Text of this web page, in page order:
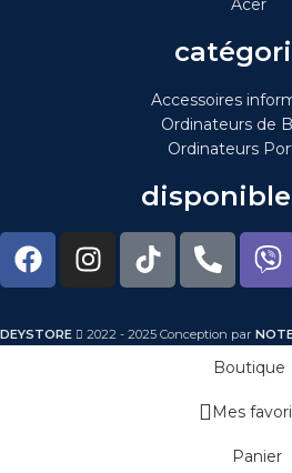
Acer
Accessoires
Ordinateurs de
Ordinateurs
DEYSTORE 2022 - 2025 Conception par
Boutique
Mes
Panier